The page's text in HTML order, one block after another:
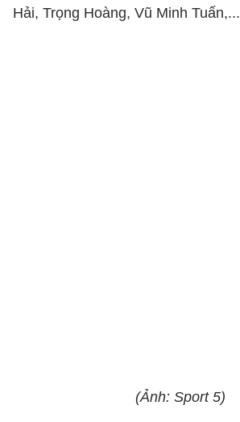
Hải, Trọng Hoàng, Vũ Minh Tuấn,...
(Ảnh: Sport 5)